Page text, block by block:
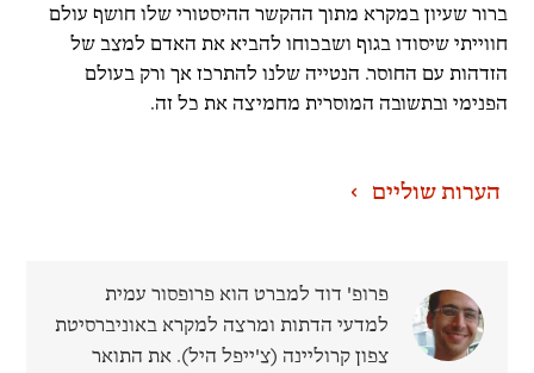
ברור שעיון במקרא מתוך ההקשר ההיסטורי שלו חושף עולם
חווייתי שיסודו בגוף ושבכוחו להביא את האדם למצב של
הזדהות עם החוסר. הנטייה שלנו להתרכז אך ורק בעולם
הפנימי ובתשובה המוסרית מחמיצה את כל זה.
הערות שוליים
פרופ' דוד למברט הוא פרופסור עמית
למדעי הדתות ומרצה למקרא באוניברסיטת
צפון קרוליינה (צ'ייפל היל). את התואר